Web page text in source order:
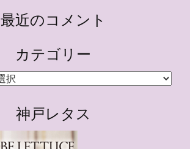
最近のコメント
カテゴリー
神戸レタス